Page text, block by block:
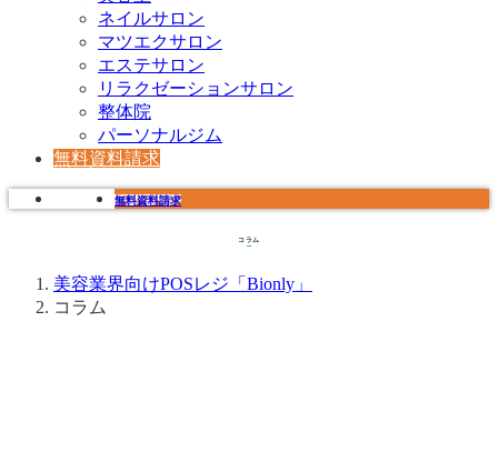
ネイルサロン
マツエクサロン
エステサロン
リラクゼーションサロン
整体院
パーソナルジム
無料資料請求
無料資料請求
コラム
コラム